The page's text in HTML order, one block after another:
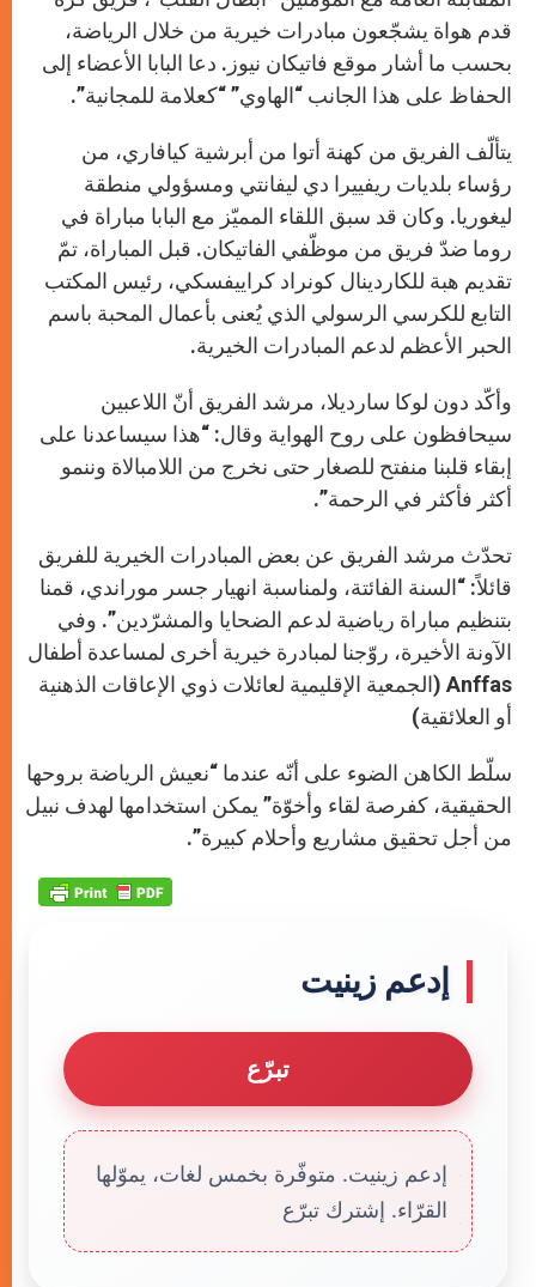
قدم هواة يشجّعون مبادرات خيرية من خلال الرياضة،
بحسب ما أشار موقع فاتيكان نيوز. دعا البابا الأعضاء إلى
الحفاظ على هذا الجانب “الهاوي” “كعلامة للمجانية”.
يتألّف الفريق من كهنة أتوا من أبرشية كيافاري، من
رؤساء بلديات ريفييرا دي ليفانتي ومسؤولي منطقة
ليغوريا. وكان قد سبق اللقاء المميّز مع البابا مباراة في
روما ضدّ فريق من موظّفي الفاتيكان. قبل المباراة، تمّ
تقديم هبة للكاردينال كونراد كراييفسكي، رئيس المكتب
التابع للكرسي الرسولي الذي يُعنى بأعمال المحبة باسم
الحبر الأعظم لدعم المبادرات الخيرية.
وأكّد دون لوكا سارديلا، مرشد الفريق أنّ اللاعبين
سيحافظون على روح الهواية وقال: “هذا سيساعدنا على
إبقاء قلبنا منفتح للصغار حتى نخرج من اللامبالاة وننمو
أكثر فأكثر في الرحمة”.
تحدّث مرشد الفريق عن بعض المبادرات الخيرية للفريق
قائلاً: “السنة الفائتة، ولمناسبة انهيار جسر موراندي، قمنا
بتنظيم مباراة رياضية لدعم الضحايا والمشرّدين”. وفي
الآونة الأخيرة، روّجنا لمبادرة خيرية أخرى لمساعدة أطفال
Anffas (الجمعية الإقليمية لعائلات ذوي الإعاقات الذهنية
أو العلائقية)
سلّط الكاهن الضوء على أنّه عندما “نعيش الرياضة بروحها
الحقيقية، كفرصة لقاء وأخوّة” يمكن استخدامها لهدف نبيل
من أجل تحقيق مشاريع وأحلام كبيرة”.
إدعم زينيت
تبرّع
إدعم زينيت. متوفّرة بخمس لغات، يموّلها
القرّاء. إشترك تبرّع